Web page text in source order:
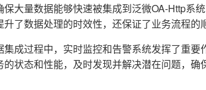
保大量数据能够快速被集成到泛微OA-Http系
了数据处理的时效性，还保证了业务流程的
集成过程中，实时监控和告警系统发挥了重要
状态和性能，及时发现并解决潜在问题，确